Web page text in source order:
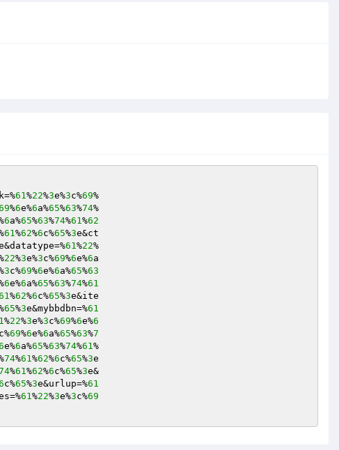
61%22%3e%3c%69
%6e%6a%65%63%74
6a%65%63%74%61%62
61%62%6c%65%3e&ct
61%22
22%3e%3c%69%6e%6a
3c%69%6e%6a%65%63
6e%6a%65%63%74%61
%62%6c%65%3e&ite
65%3e&mybbdbn=%61
%22%3e%3c%69%6e%6
c%69%6e%6a%65%63%7
e%6a%65%63%74%61
74%61%62%6c%65%3e
%61%62%6c%65%3e&
c%65%3e&urlup=%61
61%22%3e%3c%69